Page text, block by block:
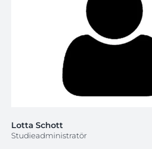
Lotta Schott
Studieadministratör